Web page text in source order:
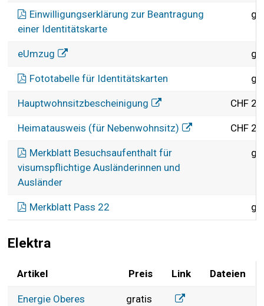
Einwilligungserklärung zur Beantragung
einer Identitätskarte
eUmzug
Fototabelle für Identitätskarten
Hauptwohnsitzbescheinigung CHF
Heimatausweis (für Nebenwohnsitz) CHF
Merkblatt Besuchsaufenthalt für
visumspflichtige Ausländerinnen und
Ausländer
Merkblatt Pass 22
Elektra
Elektra
Artikel Preis Link Dateien
Energie Oberes
gratis Gut zu Wissen